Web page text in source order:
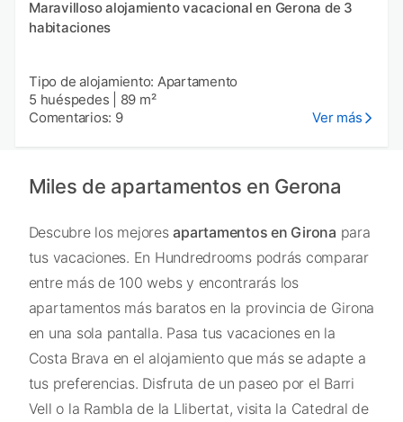
Maravilloso alojamiento vacacional en Gerona de 3
habitaciones
Tipo de alojamiento: Apartamento
5 huéspedes
89 m²
Comentarios: 9
Ver más
Miles de apartamentos en Gerona
Descubre los mejoresapartamentos en Girona para
tus vacaciones. En Hundredrooms podrás comparar
entre más de 100 webs y encontrarás los
apartamentos más baratos en la provincia de Girona
en una sola pantalla. Pasa tus vacaciones en la
Costa Brava en el alojamiento que más se adapte a
tus preferencias. Disfruta de un paseo por el Barri
Vell o la Rambla de la Llibertat, visita la Catedral de